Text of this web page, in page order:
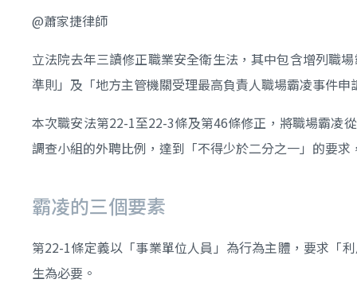
@蕭家捷律師
立法院去年三讀修正職業安全衛生法，其中包含增列職
準則」及「地方主管機關受理最高負責人職場霸凌事件
本次職安法第22-1至22-3條及第46條修正，將職場霸凌
調查小組的外聘比例，達到「不得少於二分之一」的要求
霸凌的三個要素
第22-1條定義以「事業單位人員」為行為主體，要求「
生為必要。